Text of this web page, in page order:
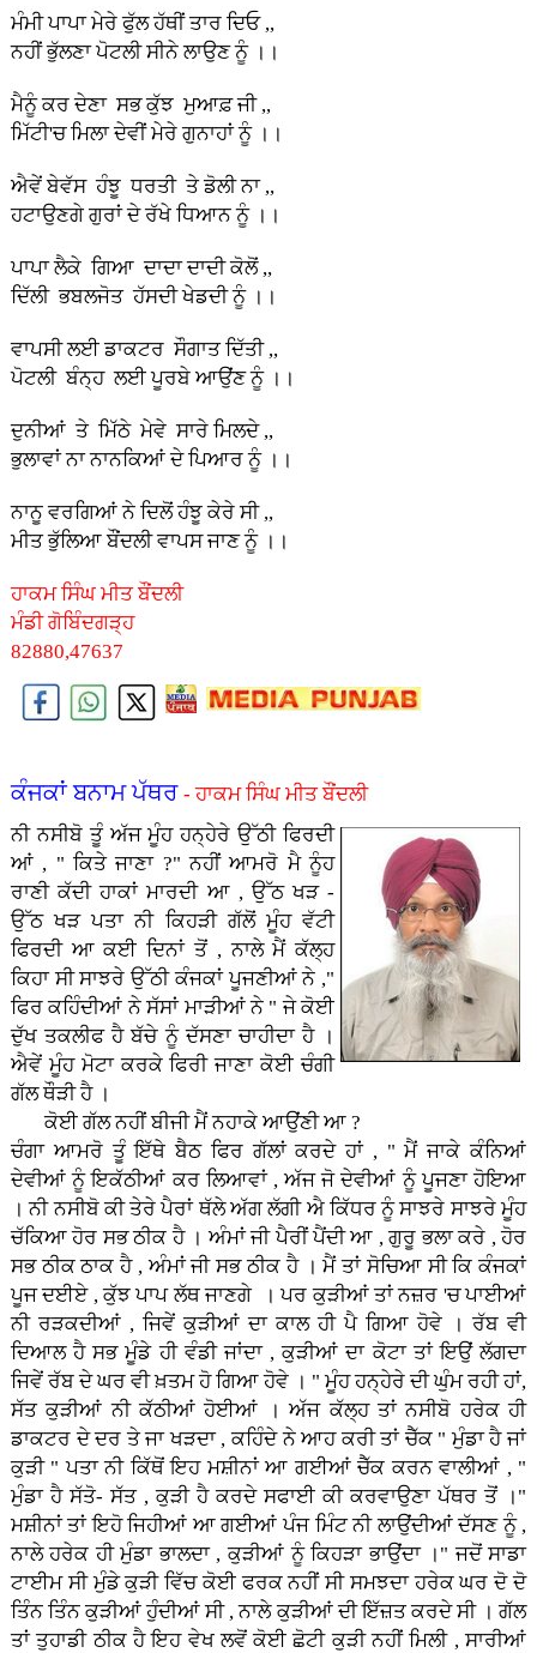
ਮੰਮੀ ਪਾਪਾ ਮੇਰੇ ਫੁੱਲ ਹੱਥੀਂ ਤਾਰ ਦਿਓ ,,
ਨਹੀਂ ਭੁੱਲਣਾ ਪੋਟਲੀ ਸੀਨੇ ਲਾਉਣ ਨੂੰ ।।
ਮੈਨੂੰ ਕਰ ਦੇਣਾ ਸਭ ਕੁੱਝ ਮੁਆਫ਼ ਜੀ ,,
ਮਿੱਟੀ'ਚ ਮਿਲਾ ਦੇਵੀਂ ਮੇਰੇ ਗੁਨਾਹਾਂ ਨੂੰ ।।
ਐਵੇਂ ਬੇਵੱਸ ਹੰਝੂ ਧਰਤੀ ਤੇ ਡੋਲੀ ਨਾ ,,
ਹਟਾਉਣਗੇ ਗੁਰਾਂ ਦੇ ਰੱਖੇ ਧਿਆਨ ਨੂੰ ।।
ਪਾਪਾ ਲੈਕੇ ਗਿਆ ਦਾਦਾ ਦਾਦੀ ਕੋਲੋਂ ,,
ਦਿੱਲੀ ਭਬਲਜੋਤ ਹੱਸਦੀ ਖੇਡਦੀ ਨੂੰ ।।
ਵਾਪਸੀ ਲਈ ਡਾਕਟਰ ਸੌਗਾਤ ਦਿੱਤੀ ,,
ਪੋਟਲੀ ਬੰਨ੍ਹ ਲਈ ਪੂਰਬੇ ਆਉਂਣ ਨੂੰ ।।
ਦੁਨੀਆਂ ਤੇ ਮਿੱਠੇ ਮੇਵੇ ਸਾਰੇ ਮਿਲਦੇ ,,
ਭੁਲਾਵਾਂ ਨਾ ਨਾਨਕਿਆਂ ਦੇ ਪਿਆਰ ਨੂੰ ।।
ਨਾਨੂ ਵਰਗਿਆਂ ਨੇ ਦਿਲੋਂ ਹੰਝੂ ਕੇਰੇ ਸੀ ,,
ਮੀਤ ਭੁੱਲਿਆ ਬੌਂਦਲੀ ਵਾਪਸ ਜਾਣ ਨੂੰ ।।
ਹਾਕਮ ਸਿੰਘ ਮੀਤ ਬੌਂਦਲੀ
ਮੰਡੀ ਗੋਬਿੰਦਗੜ੍ਹ
82880,47637
ਕੰਜਕਾਂ ਬਨਾਮ ਪੱਥਰ - ਹਾਕਮ ਸਿੰਘ ਮੀਤ ਬੌਂਦਲੀ
ਨੀ ਨਸੀਬੋ ਤੂੰ ਅੱਜ ਮੂੰਹ ਹਨ੍ਹੇਰੇ ਉੱਠੀ ਫਿਰਦੀ
ਆਂ , " ਕਿਤੇ ਜਾਣਾ ?" ਨਹੀਂ ਆਮਰੋ ਮੈ ਨੂੰਹ
ਰਾਣੀ ਕੱਦੀ ਹਾਕਾਂ ਮਾਰਦੀ ਆ , ਉੱਠ ਖੜ -
ਉੱਠ ਖੜ ਪਤਾ ਨੀ ਕਿਹੜੀ ਗੱਲੋਂ ਮੂੰਹ ਵੱਟੀ
ਫਿਰਦੀ ਆ ਕਈ ਦਿਨਾਂ ਤੋਂ , ਨਾਲੇ ਮੈਂ ਕੱਲ੍ਹ
ਕਿਹਾ ਸੀ ਸਾਝਰੇ ਉੱਠੀ ਕੰਜਕਾਂ ਪੂਜਣੀਆਂ ਨੇ ,"
ਫਿਰ ਕਹਿੰਦੀਆਂ ਨੇ ਸੱਸਾਂ ਮਾੜੀਆਂ ਨੇ " ਜੇ ਕੋਈ
ਦੁੱਖ ਤਕਲੀਫ ਹੈ ਬੱਚੇ ਨੂੰ ਦੱਸਣਾ ਚਾਹੀਦਾ ਹੈ ।
ਐਵੇਂ ਮੂੰਹ ਮੋਟਾ ਕਰਕੇ ਫਿਰੀ ਜਾਣਾ ਕੋਈ ਚੰਗੀ
ਗੱਲ ਥੌੜੀ ਹੈ ।
ਕੋਈ ਗੱਲ ਨਹੀਂ ਬੀਜੀ ਮੈਂ ਨਹਾਕੇ ਆਉਂਣੀ ਆ ?
ਚੰਗਾ ਆਮਰੋ ਤੂੰ ਇੱਥੇ ਬੈਠ ਫਿਰ ਗੱਲਾਂ ਕਰਦੇ ਹਾਂ , " ਮੈਂ ਜਾਕੇ ਕੰਨਿਆਂ
ਦੇਵੀਆਂ ਨੂੰ ਇਕੱਠੀਆਂ ਕਰ ਲਿਆਵਾਂ , ਅੱਜ ਜੋ ਦੇਵੀਆਂ ਨੂੰ ਪੂਜਣਾ ਹੋਇਆ
। ਨੀ ਨਸੀਬੋ ਕੀ ਤੇਰੇ ਪੈਰਾਂ ਥੱਲੇ ਅੱਗ ਲੱਗੀ ਐ ਕਿੱਧਰ ਨੂੰ ਸਾਝਰੇ ਸਾਝਰੇ ਮੂੰਹ
ਚੱਕਿਆ ਹੋਰ ਸਭ ਠੀਕ ਹੈ । ਅੰਮਾਂ ਜੀ ਪੈਰੀਂ ਪੈਂਦੀ ਆ , ਗੁਰੂ ਭਲਾ ਕਰੇ , ਹੋਰ
ਸਭ ਠੀਕ ਠਾਕ ਹੈ , ਅੰਮਾਂ ਜੀ ਸਭ ਠੀਕ ਹੈ । ਮੈਂ ਤਾਂ ਸੋਚਿਆ ਸੀ ਕਿ ਕੰਜਕਾਂ
ਪੂਜ ਦਈਏ , ਕੁੱਝ ਪਾਪ ਲੱਥ ਜਾਣਗੇ । ਪਰ ਕੁੜੀਆਂ ਤਾਂ ਨਜ਼ਰ 'ਚ ਪਾਈਆਂ
ਨੀ ਰੜਕਦੀਆਂ , ਜਿਵੇਂ ਕੁੜੀਆਂ ਦਾ ਕਾਲ ਹੀ ਪੈ ਗਿਆ ਹੋਵੇ । ਰੱਬ ਵੀ
ਦਿਆਲ ਹੈ ਸਭ ਮੂੰਡੇ ਹੀ ਵੰਡੀ ਜਾਂਦਾ , ਕੁੜੀਆਂ ਦਾ ਕੋਟਾ ਤਾਂ ਇਉਂ ਲੱਗਦਾ
ਜਿਵੇਂ ਰੱਬ ਦੇ ਘਰ ਵੀ ਖ਼ਤਮ ਹੋ ਗਿਆ ਹੋਵੇ । " ਮੂੰਹ ਹਨ੍ਹੇਰੇ ਦੀ ਘੁੰਮ ਰਹੀ ਹਾਂ,
ਸੱਤ ਕੁੜੀਆਂ ਨੀ ਕੱਠੀਆਂ ਹੋਈਆਂ । ਅੱਜ ਕੱਲ੍ਹ ਤਾਂ ਨਸੀਬੋ ਹਰੇਕ ਹੀ
ਡਾਕਟਰ ਦੇ ਦਰ ਤੇ ਜਾ ਖੜਦਾ , ਕਹਿੰਦੇ ਨੇ ਆਹ ਕਰੀ ਤਾਂ ਚੈੱਕ " ਮੁੰਡਾ ਹੈ ਜਾਂ
ਕੁੜੀ " ਪਤਾ ਨੀ ਕਿੱਥੋਂ ਇਹ ਮਸ਼ੀਨਾਂ ਆ ਗਈਆਂ ਚੈੱਕ ਕਰਨ ਵਾਲੀਆਂ , "
ਮੁੰਡਾ ਹੈ ਸੱਤੋ- ਸੱਤ , ਕੁੜੀ ਹੈ ਕਰਦੇ ਸਫਾਈ ਕੀ ਕਰਵਾਉਣਾ ਪੱਥਰ ਤੋਂ ।"
ਮਸ਼ੀਨਾਂ ਤਾਂ ਇਹੋ ਜਿਹੀਆਂ ਆ ਗਈਆਂ ਪੰਜ ਮਿੰਟ ਨੀ ਲਾਉਂਦੀਆਂ ਦੱਸਣ ਨੂੰ ,
ਨਾਲੇ ਹਰੇਕ ਹੀ ਮੁੰਡਾ ਭਾਲਦਾ , ਕੁੜੀਆਂ ਨੂੰ ਕਿਹੜਾ ਭਾਉਂਦਾ ।" ਜਦੋਂ ਸਾਡਾ
ਟਾਈਮ ਸੀ ਮੁੰਡੇ ਕੁੜੀ ਵਿੱਚ ਕੋਈ ਫਰਕ ਨਹੀਂ ਸੀ ਸਮਝਦਾ ਹਰੇਕ ਘਰ ਦੋ ਦੋ
ਤਿੰਨ ਤਿੰਨ ਕੁੜੀਆਂ ਹੁੰਦੀਆਂ ਸੀ , ਨਾਲੇ ਕੁੜੀਆਂ ਦੀ ਇੱਜ਼ਤ ਕਰਦੇ ਸੀ । ਗੱਲ
ਤਾਂ ਤੁਹਾਡੀ ਠੀਕ ਹੈ ਇਹ ਵੇਖ ਲਵੋਂ ਕੋਈ ਛੋਟੀ ਕੁੜੀ ਨਹੀਂ ਮਿਲੀ , ਸਾਰੀਆਂ